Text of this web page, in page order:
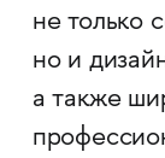
не только
но и
а также